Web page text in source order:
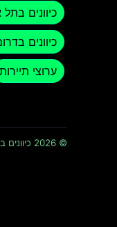
כיוונים
כיוונים
ערוצי תיירות
© 2026 כיוונים בטלגרם ישראל – המדריך המלא לדירוג ערוצי טלגרם וכיוונים · כל הזכויות שמורות ומוגנות